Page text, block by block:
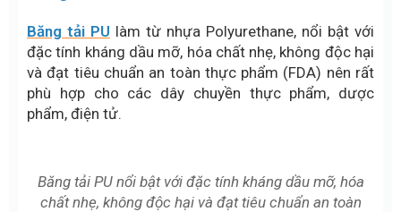
Băng tải PU làm từ nhựa Polyurethane, nổi bật với
đặc tính kháng dầu mỡ, hóa chất nhẹ, không độc hại
và đạt tiêu chuẩn an toàn thực phẩm (FDA) nên rất
phù hợp cho các dây chuyền thực phẩm, dược
phẩm, điện tử.
Băng tải PU nổi bật với đặc tính kháng dầu mỡ, hóa
chất nhẹ, không độc hại và đạt tiêu chuẩn an toàn